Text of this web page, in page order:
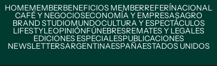
HOMEMEMBERBENEFICIOS MEMBERREFERÍNACIONAL
CAFÉ Y NEGOCIOSECONOMÍA Y EMPRESASAGRO
BRAND STUDIOMUNDOCULTURA Y ESPECTÁCULOS
LIFESTYLEOPINIÓNFÚNEBRESREMATES Y LEGALES
EDICIONES ESPECIALESPUBLICACIONES
NEWSLETTERSARGENTINAESPAÑAESTADOS UNIDOS